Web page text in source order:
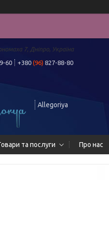
7, Дніпро, Україна
60 +380 (96) 827-88-80
Allegoriya
та послуги Про нас